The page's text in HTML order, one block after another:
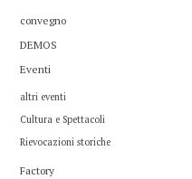
convegno
DEMOS
Eventi
altri eventi
Cultura e Spettacoli
Rievocazioni storiche
Factory